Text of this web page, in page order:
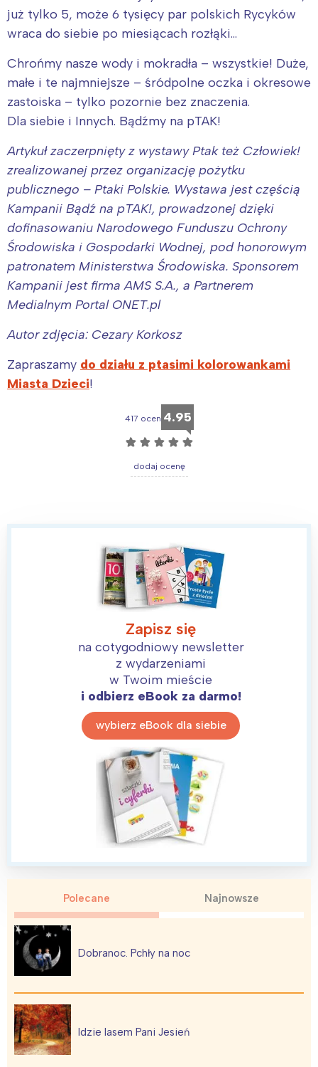
już tylko 5, może 6 tysięcy par polskich Rycyków
wraca do siebie po miesiącach rozłąki…
Chrońmy nasze wody i mokradła – wszystkie! Duże,
małe i te najmniejsze – śródpolne oczka i okresowe
zastoiska – tylko pozornie bez znaczenia.
Dla siebie i Innych. Bądźmy na pTAK!
Artykuł zaczerpnięty z wystawy Ptak też Człowiek!
zrealizowanej przez organizację pożytku
publicznego – Ptaki Polskie. Wystawa jest częścią
Kampanii Bądź na pTAK!, prowadzonej dzięki
dofinasowaniu Narodowego Funduszu Ochrony
Środowiska i Gospodarki Wodnej, pod honorowym
patronatem Ministerstwa Środowiska. Sponsorem
Kampanii jest firma AMS S.A., a Partnerem
Medialnym Portal ONET.pl
Autor zdjęcia: Cezary Korkosz
Zapraszamy do działu z ptasimi kolorowankami
Miasta Dzieci!
417 ocen 4.95
☆ ☆ ☆ ☆ ☆
dodaj ocenę
Zapisz się
na cotygodniowy newsletter
z wydarzeniami
w Twoim mieście
i odbierz eBook za darmo!
wybierz eBook dla siebie
Polecane Najnowsze
Dobranoc. Pchły na noc
Idzie lasem Pani Jesień
Interesują mnie wydarzenia z
Warszawa